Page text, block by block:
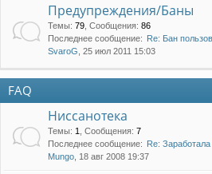
Предупреждения/Баны
Темы: 79 Сообщения: 86
Последнее сообщение: Re: Бан
SvaroG , 25 июл 2011 15:03
FAQ
Ниссанотека
Темы: 1 Сообщения: 7
Последнее сообщение: Re:
Mungo , 18 авг 2008 19:37